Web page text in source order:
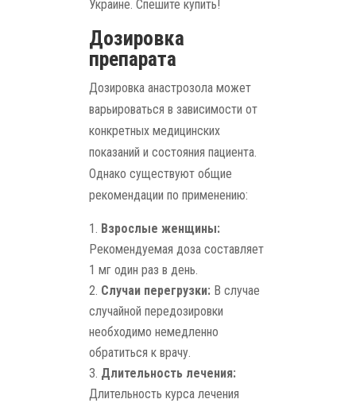
Украине. Спешите купить!
Дозировка
препарата
Дозировка анастрозола может
варьироваться в зависимости от
конкретных медицинских
показаний и состояния пациента.
Однако существуют общие
рекомендации по применению:
Взрослые женщины:
Рекомендуемая доза составляет
1 мг один раз в день.
Случаи перегрузки: В случае
случайной передозировки
необходимо немедленно
обратиться к врачу.
Длительность лечения:
Длительность курса лечения